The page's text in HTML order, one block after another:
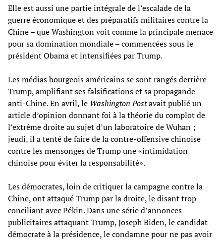
Elle est aussi une partie intégrale de l’escalade de la
guerre économique et des préparatifs militaires contre la
Chine – que Washington voit comme la principale menace
pour sa domination mondiale – commencées sous le
président Obama et intensifiées par Trump.
Les médias bourgeois américains se sont rangés derrière
Trump, amplifiant ses falsifications et sa propagande
anti-Chine. En avril, le Washington Postavait publié un
article d’opinion donnant foi à la théorie du complot de
l’extrême droite au sujet d’un laboratoire de Wuhan ;
jeudi, il a tenté de faire de la contre-offensive chinoise
contre les mensonges de Trump une «intimidation
chinoise pour éviter la responsabilité».
Les démocrates, loin de critiquer la campagne contre la
Chine, ont attaqué Trump par la droite, le disant trop
conciliant avec Pékin. Dans une série d’annonces
publicitaires attaquant Trump, Joseph Biden, le candidat
démocrate à la présidence, le condamne pour ne pas avoir